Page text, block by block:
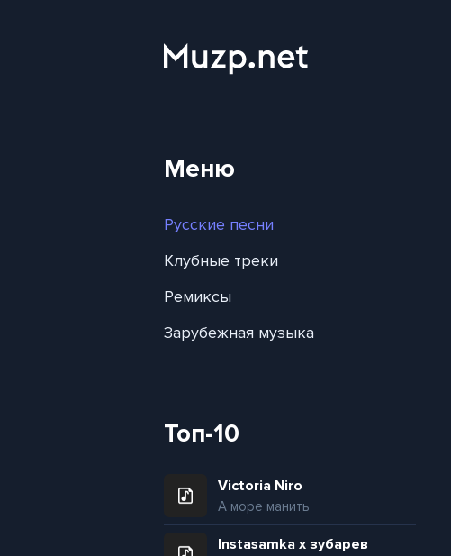
Меню
Русские песни
Клубные треки
Ремиксы
Зарубежная музыка
Топ-10
Victoria Niro
А море манить
Instasamka x зубарев